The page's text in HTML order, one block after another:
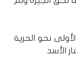
نحو الحرية
الأسد